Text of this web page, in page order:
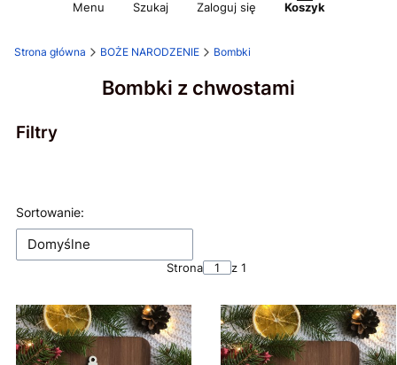
Menu Szukaj Zaloguj się Koszyk
Strona główna BOŻE NARODZENIE Bombki
Bombki z chwostami
Filtry
Lista produktów
Sortowanie:
Domyślne
Strona z 1